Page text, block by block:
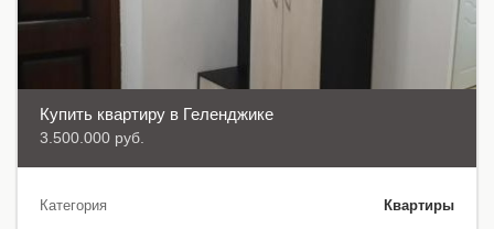
Купить квартиру в Геленджике
3.500.000 руб.
Категория
Квартиры